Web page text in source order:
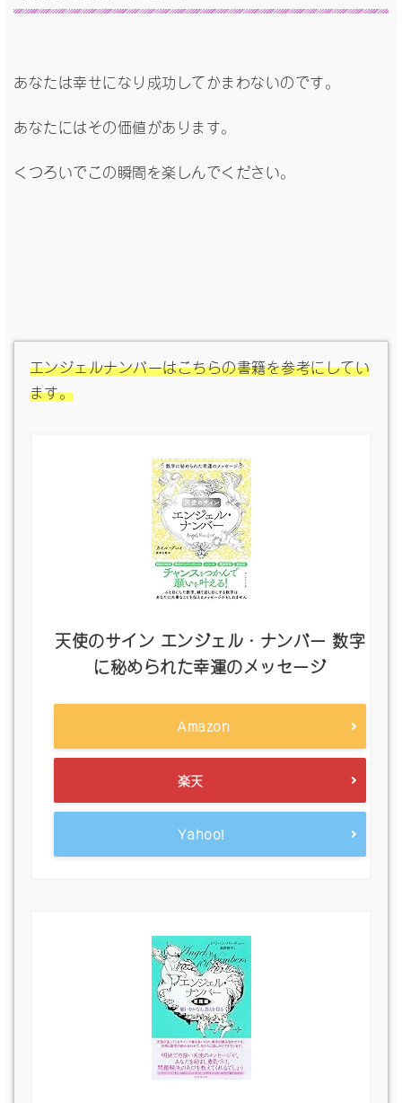
あなたは幸せになり成功してかまわないのです。
あなたにはその価値があります。
くつろいでこの瞬間を楽しんでください。
エンジェルナンバーはこちらの書籍を参考にしてい
ます。
天使のサイン エンジェル・ナンバー 数字
に秘められた幸運のメッセージ
Amazon
楽天
Yahoo!